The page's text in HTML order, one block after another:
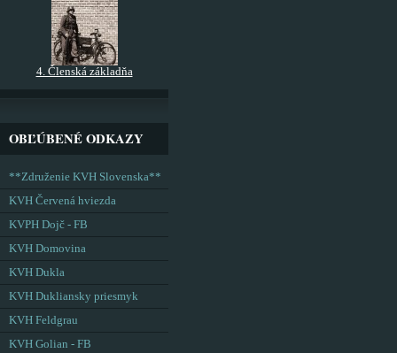
4. Členská základňa
OBĽÚBENÉ ODKAZY
**Združenie KVH Slovenska**
KVH Červená hviezda
KVPH Dojč - FB
KVH Domovina
KVH Dukla
KVH Dukliansky priesmyk
KVH Feldgrau
KVH Golian - FB